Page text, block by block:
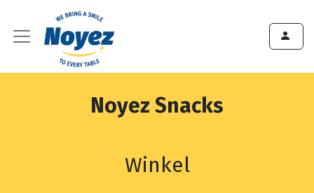
Noyez Snacks
Winkel